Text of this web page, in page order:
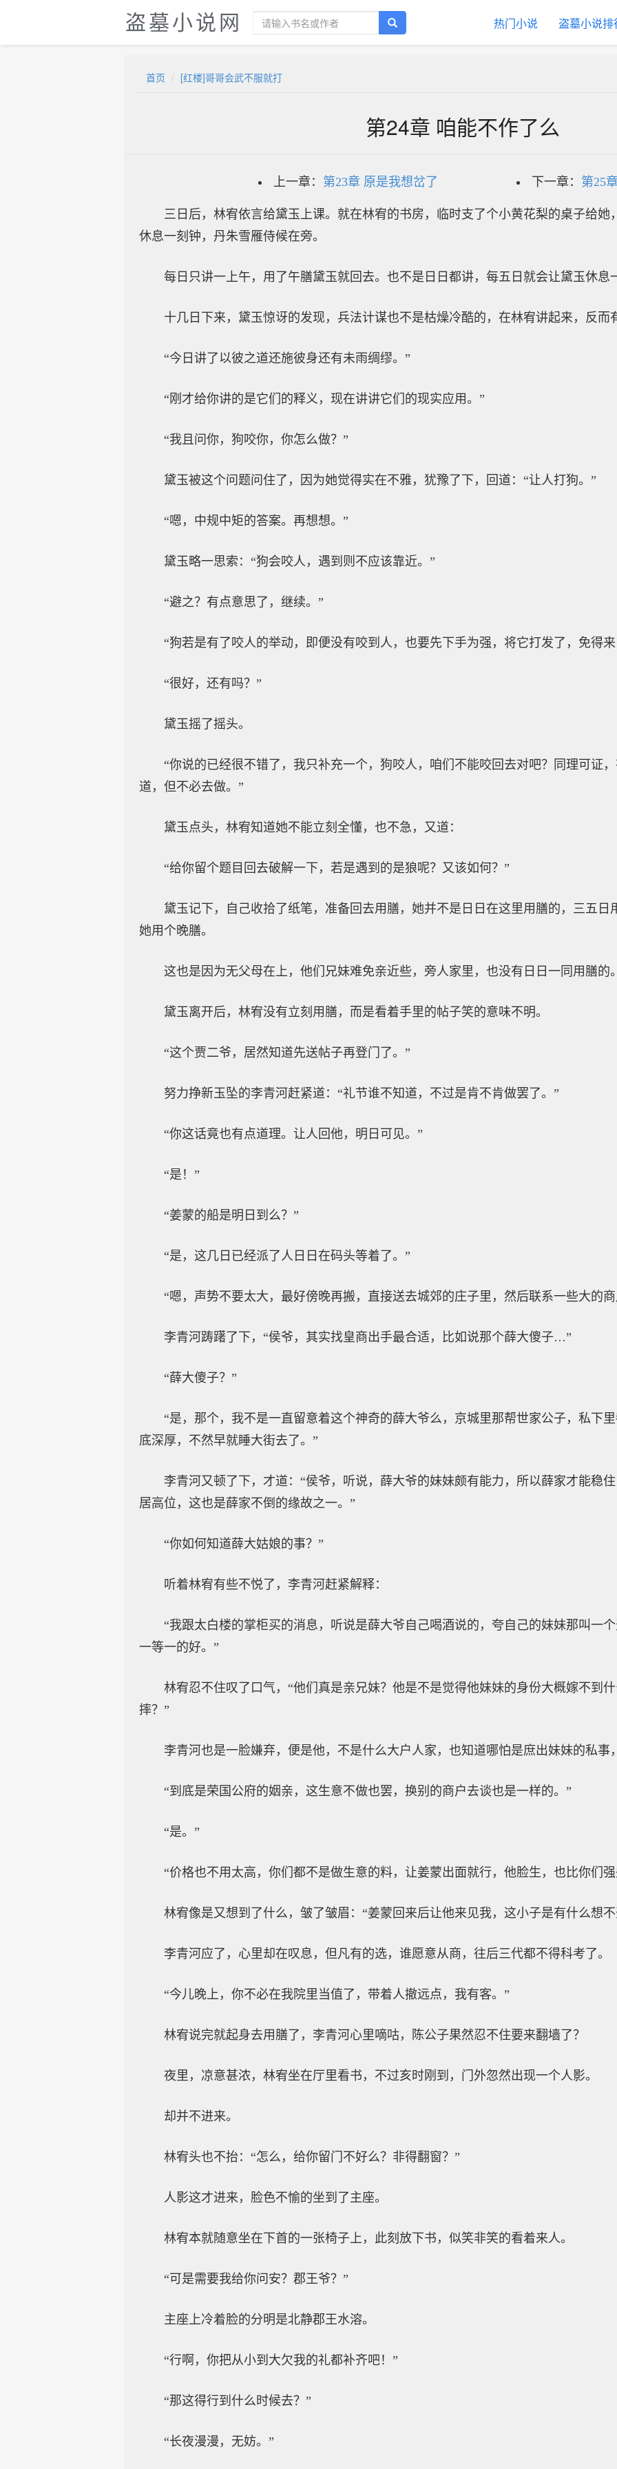
盗墓小说网 热门小说 盗墓小说排
首页 [红楼]哥哥会武不服就打
第24章 咱能不作了么
上一章： 第23章 原是我想岔了 下一章： 第25
三日后，林宥依言给黛玉上课。就在林宥的书房，临时支了个小黄花梨的桌子给她
休息一刻钟，丹朱雪雁侍候在旁。
每日只讲一上午，用了午膳黛玉就回去。也不是日日都讲，每五日就会让黛玉休息
十几日下来，黛玉惊讶的发现，兵法计谋也不是枯燥冷酷的，在林宥讲起来，反而
“今日讲了以彼之道还施彼身还有未雨绸缪。”
“刚才给你讲的是它们的释义，现在讲讲它们的现实应用。”
“我且问你，狗咬你，你怎么做？”
黛玉被这个问题问住了，因为她觉得实在不雅，犹豫了下，回道：“让人打狗。”
“嗯，中规中矩的答案。再想想。”
黛玉略一思索：“狗会咬人，遇到则不应该靠近。”
“避之？有点意思了，继续。”
“狗若是有了咬人的举动，即便没有咬到人，也要先下手为强，将它打发了，免得
“很好，还有吗？”
黛玉摇了摇头。
“你说的已经很不错了，我只补充一个，狗咬人，咱们不能咬回去对吧？同理可证
道，但不必去做。”
黛玉点头，林宥知道她不能立刻全懂，也不急，又道：
“给你留个题目回去破解一下，若是遇到的是狼呢？又该如何？”
黛玉记下，自己收拾了纸笔，准备回去用膳，她并不是日日在这里用膳的，三五日
她用个晚膳。
这也是因为无父母在上，他们兄妹难免亲近些，旁人家里，也没有日日一同用膳的
黛玉离开后，林宥没有立刻用膳，而是看着手里的帖子笑的意味不明。
“这个贾二爷，居然知道先送帖子再登门了。”
努力挣新玉坠的李青河赶紧道：“礼节谁不知道，不过是肯不肯做罢了。”
“你这话竟也有点道理。让人回他，明日可见。”
“是！”
“姜蒙的船是明日到么？”
“是，这几日已经派了人日日在码头等着了。”
“嗯，声势不要太大，最好傍晚再搬，直接送去城郊的庄子里，然后联系一些大的
李青河踌躇了下，“侯爷，其实找皇商出手最合适，比如说那个薛大傻子…”
“薛大傻子？”
“是，那个，我不是一直留意着这个神奇的薛大爷么，京城里那帮世家公子，私下
底深厚，不然早就睡大街去了。”
李青河又顿了下，才道：“侯爷，听说，薛大爷的妹妹颇有能力，所以薛家才能稳
居高位，这也是薛家不倒的缘故之一。”
“你如何知道薛大姑娘的事？”
听着林宥有些不悦了，李青河赶紧解释：
“我跟太白楼的掌柜买的消息，听说是薛大爷自己喝酒说的，夸自己的妹妹那叫一
一等一的好。”
林宥忍不住叹了口气，“他们真是亲兄妹？他是不是觉得他妹妹的身份大概嫁不到
摔？”
李青河也是一脸嫌弃，便是他，不是什么大户人家，也知道哪怕是庶出妹妹的私事
“到底是荣国公府的姻亲，这生意不做也罢，换别的商户去谈也是一样的。”
“是。”
“价格也不用太高，你们都不是做生意的料，让姜蒙出面就行，他脸生，也比你们
林宥像是又想到了什么，皱了皱眉：“姜蒙回来后让他来见我，这小子是有什么想
李青河应了，心里却在叹息，但凡有的选，谁愿意从商，往后三代都不得科考了。
“今儿晚上，你不必在我院里当值了，带着人撤远点，我有客。”
林宥说完就起身去用膳了，李青河心里嘀咕，陈公子果然忍不住要来翻墙了？
夜里，凉意甚浓，林宥坐在厅里看书，不过亥时刚到，门外忽然出现一个人影。
却并不进来。
林宥头也不抬：“怎么，给你留门不好么？非得翻窗？”
人影这才进来，脸色不愉的坐到了主座。
林宥本就随意坐在下首的一张椅子上，此刻放下书，似笑非笑的看着来人。
“可是需要我给你问安？郡王爷？”
主座上冷着脸的分明是北静郡王水溶。
“行啊，你把从小到大欠我的礼都补齐吧！”
“那这得行到什么时候去？”
“长夜漫漫，无妨。”